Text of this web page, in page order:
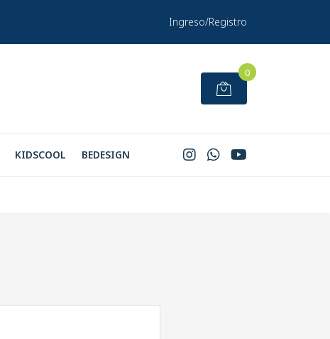
Ingreso/Registro
0
KIDSCOOL BEDESIGN